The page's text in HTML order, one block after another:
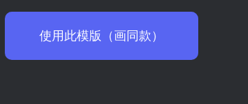
使用此模版（画同款）